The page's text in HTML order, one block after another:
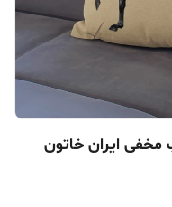
مخفی ایران خاتون